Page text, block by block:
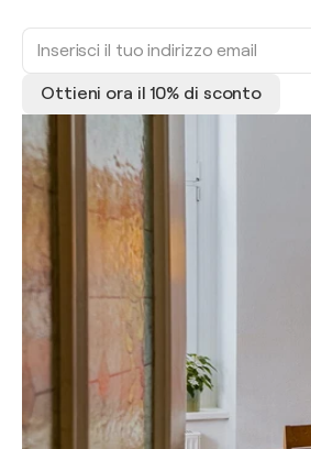
Ottieni ora il 10% di sconto